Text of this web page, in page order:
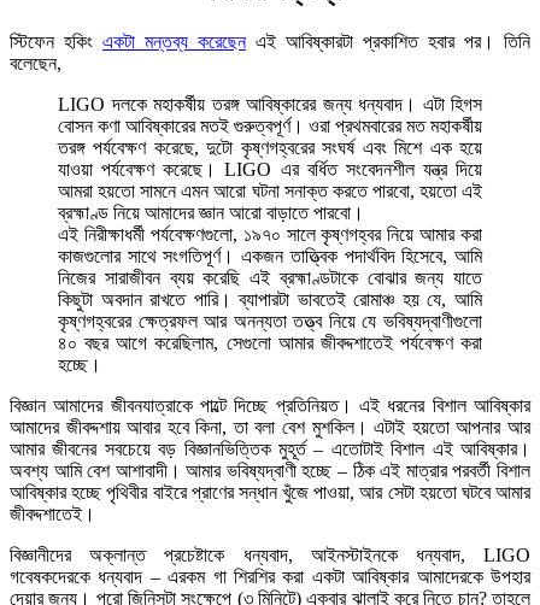
স্টিফেন হকিং একটা মন্তব্য করেছেনএই আবিষ্কারটা প্রকাশিত হবার পর। তিনি
বলেছেন,
LIGO দলকে মহাকর্ষীয় তরঙ্গ আবিষ্কারের জন্য ধন্যবাদ। এটা হিগস
বোসন কণা আবিষ্কারের মতই গুরুত্বপূর্ণ। ওরা প্রথমবারের মত মহাকর্ষীয়
তরঙ্গ পর্যবেক্ষণ করেছে, দুটো কৃষ্ণগহ্বরের সংঘর্ষ এবং মিশে এক হয়ে
যাওয়া পর্যবেক্ষণ করেছে। LIGO এর বর্ধিত সংবেদনশীল যন্ত্র দিয়ে
আমরা হয়তো সামনে এমন আরো ঘটনা সনাক্ত করতে পারবো, হয়তো এই
ব্রহ্মাণ্ড নিয়ে আমাদের জ্ঞান আরো বাড়াতে পারবো।
এই নিরীক্ষাধর্মী পর্যবেক্ষণগুলো, ১৯৭০ সালে কৃষ্ণগহ্বর নিয়ে আমার করা
কাজগুলোর সাথে সংগতিপূর্ণ। একজন তাত্ত্বিক পদার্থবিদ হিসেবে, আমি
নিজের সারাজীবন ব্যয় করেছি এই ব্রহ্মাণ্ডটাকে বোঝার জন্য যাতে
কিছুটা অবদান রাখতে পারি। ব্যাপারটা ভাবতেই রোমাঞ্চ হয় যে, আমি
কৃষ্ণগহ্বরের ক্ষেত্রফল আর অনন্যতা তত্ত্ব নিয়ে যে ভবিষ্যদ্বাণীগুলো
৪০ বছর আগে করেছিলাম, সেগুলো আমার জীবদ্দশাতেই পর্যবেক্ষণ করা
হচ্ছে।
বিজ্ঞান আমাদের জীবনযাত্রাকে পাল্টে দিচ্ছে প্রতিনিয়ত। এই ধরনের বিশাল আবিষ্কার
আমাদের জীবদ্দশায় আবার হবে কিনা, তা বলা বেশ মুশকিল। এটাই হয়তো আপনার আর
আমার জীবনের সবচেয়ে বড় বিজ্ঞানভিত্তিক মুহূর্ত – এতোটাই বিশাল এই আবিষ্কার।
অবশ্য আমি বেশ আশাবাদী। আমার ভবিষ্যদ্বাণী হচ্ছে – ঠিক এই মাত্রার পরবর্তী বিশাল
আবিষ্কার হচ্ছে পৃথিবীর বাইরে প্রাণের সন্ধান খুঁজে পাওয়া, আর সেটা হয়তো ঘটবে আমার
জীবদ্দশাতেই।
বিজ্ঞানীদের অক্লান্ত প্রচেষ্টাকে ধন্যবাদ, আইনস্টাইনকে ধন্যবাদ, LIGO
গবেষকদেরকে ধন্যবাদ – এরকম গা শিরশির করা একটা আবিষ্কার আমাদেরকে উপহার
দেয়ার জন্য। পুরো জিনিসটা সংক্ষেপে (৩ মিনিটে) একবার ঝালাই করে নিতে চান? তাহলে